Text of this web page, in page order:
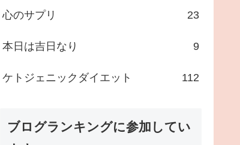
心のサプリ 23
本日は吉日なり 9
ケトジェニックダイエット 112
ブログランキングに参加してい